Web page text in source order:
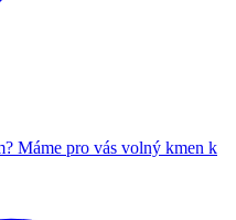
Máme pro vás volný kmen k